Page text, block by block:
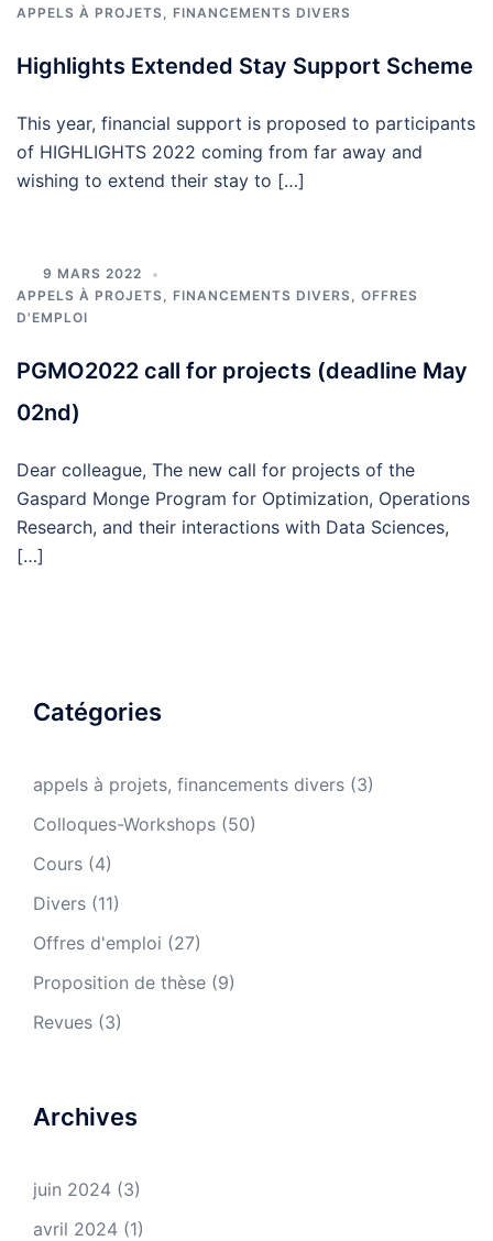
APPELS À PROJETS, FINANCEMENTS DIVERS
Highlights Extended Stay Support Scheme
This year, financial support is proposed to participants
of HIGHLIGHTS 2022 coming from far away and
wishing to extend their stay to […]
9 MARS 2022
APPELS À PROJETS, FINANCEMENTS DIVERS, OFFRES
D'EMPLOI
PGMO2022 call for projects (deadline May
02nd)
Dear colleague, The new call for projects of the
Gaspard Monge Program for Optimization, Operations
Research, and their interactions with Data Sciences,
[…]
Catégories
appels à projets, financements divers (3)
Colloques-Workshops (50)
Cours (4)
Divers (11)
Offres d'emploi (27)
Proposition de thèse (9)
Revues (3)
Archives
juin 2024 (3)
avril 2024 (1)